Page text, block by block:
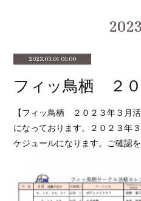
2023
2023.03.01 01:00
【フィッ鳥栖 ２０２３年３月
になっております。２０２３年
ケジュールになります。ご確認